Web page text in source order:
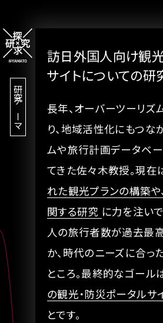
研究テーマ
訪日外国人向け観
サイトについての研
長年、オーバーツーリズ
り、地域活性化にもつな
ムや旅行計画データベ
てきた佐々木教授。現在
れた観光プランの構築
関する研究 に力を注い
人の旅行者数が過去最
か、時代のニーズに合っ
ところ。最終的なゴール
の観光・防災ポータルサ
とです。